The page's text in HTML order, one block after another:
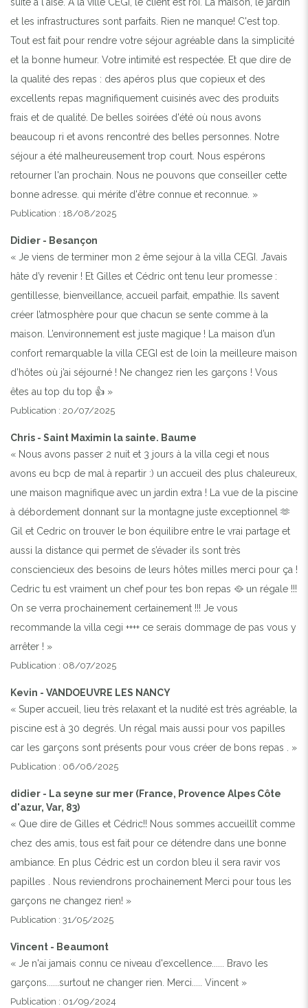
Previous Next
et les infrastructures sont parfaits. Rien ne manque! C'est top.
Tout est fait pour rendre votre séjour agréable dans la simplicité
et la bonne humeur. Votre intimité est respectée. Et que dire de
la qualité des repas : des apéros plus que copieux et des
excellents repas magnifiquement cuisinés avec des produits
frais et de qualité. De belles soirées d'été où nous avons
beaucoup ri et avons rencontré des belles personnes. Notre
séjour a été malheureusement trop court. Nous espérons
retourner l'an prochain. Nous ne pouvons que conseiller cette
bonne adresse. qui mérite d'être connue et reconnue. »
Publication : 18/08/2025
Didier - Besançon
« Je viens de terminer mon 2 ême sejour à la villa CEGI. J’avais
hâte d’y revenir ! Et Gilles et Cédric ont tenu leur promesse :
gentillesse, bienveillance, accueil parfait, empathie. Ils savent
créer l’atmosphère pour que chacun se sente comme à la
maison. L’environnement est juste magique ! La maison d’un
confort remarquable la villa CEGI est de loin la meilleure maison
d’hôtes où j’ai séjourné ! Ne changez rien les garçons ! Vous
êtes au top du top 👍 »
Publication : 20/07/2025
Chris - Saint Maximin la sainte. Baume
« Nous avons passer 2 nuit et 3 jours à la villa cegi et nous
avons eu bcp de mal à repartir :) un accueil des plus chaleureux,
une maison magnifique avec un jardin extra ! La vue de la piscine
à débordement donnant sur la montagne juste exceptionnel 🫶
Gil et Cedric on trouver le bon équilibre entre le vrai partage et
aussi la distance qui permet de s’évader ils sont très
consciencieux des besoins de leurs hôtes milles merci pour ça !
Cedric tu est vraiment un chef pour tes bon repas 🥘 un régale !!!
On se verra prochainement certainement !!! Je vous
recommande la villa cegi ++++ ce serais dommage de pas vous y
arrêter ! »
Publication : 08/07/2025
Kevin - VANDOEUVRE LES NANCY
« Super accueil, lieu très relaxant et la nudité est très agréable, la
piscine est à 30 degrés. Un régal mais aussi pour vos papilles
car les garçons sont présents pour vous créer de bons repas . »
Publication : 06/06/2025
didier - La seyne sur mer (France, Provence Alpes Côte
d'azur, Var, 83)
« Que dire de Gilles et Cédric!! Nous sommes accueillît comme
chez des amis, tous est fait pour ce détendre dans une bonne
ambiance. En plus Cédric est un cordon bleu il sera ravir vos
papilles . Nous reviendrons prochainement Merci pour tous les
garçons ne changez rien! »
Publication : 31/05/2025
Vincent - Beaumont
« Je n'ai jamais connu ce niveau d'excellence...... Bravo les
garçons......surtout ne changer rien. Merci..... Vincent »
Publication : 01/09/2024